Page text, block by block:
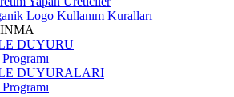
Logo Kullanım Kuralları
DUYURU
DUYURALARI